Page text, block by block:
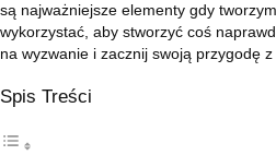
są najważniejsze elementy gdy
wykorzystać, aby stworzyć coś
na wyzwanie i zacznij swoją przygodę
Spis Treści